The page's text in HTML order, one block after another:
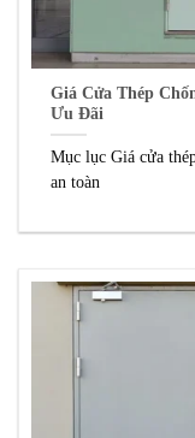
Giá Cửa Thép
Ưu Đãi
Mục lục Giá cửa
an toàn